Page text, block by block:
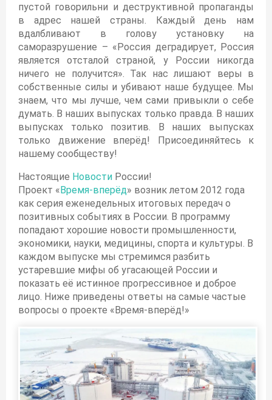
В России есть своя «Кремниевая долина». Вот почему вы про неё не слышали
Россия предложила «атомный мир» вместо «нефтяной войны»
Помните как смеялись над роботом Федором? А вот что теперь
Россия действует на опережение в борьбе за сытые желудки
Как Китай отблагодарил Россию за помощь в борьбе с вирусом
Российские технологии которые выйдут из кризиса победителями
Как и когда Россия завершит нефтяную войну. Простая арифметика
Что делает Россия для борьбы с коронавирусом: медспецназ и тесты
Россия обогнала / США / Китай / СССР / и выиграла спор с Украиной
В России объявлен самый важный в истории госзаказ. Как в нём участвовать
В новом году Россия преподнесёт миру сюрприз. Вот это заявка!
Определён путь развития России на 15 лет. Найди в нём себя
Стало известно зачем Россия ввозит атомные отходы. Физика обогащения
пустой говорильни и деструктивной пропаганды
в адрес нашей страны. Каждый день нам
вдалбливают в голову установку на
саморазрушение – «Россия деградирует, Россия
является отсталой страной, у России никогда
ничего не получится». Так нас лишают веры в
собственные силы и убивают наше будущее. Мы
знаем, что мы лучше, чем сами привыкли о себе
думать. В наших выпусках только правда. В наших
выпусках только позитив. В наших выпусках
только движение вперёд! Присоединяйтесь к
нашему сообществу!
Настоящие Новости России!
Проект «Время-вперёд» возник летом 2012 года
как серия еженедельных итоговых передач о
позитивных событиях в России. В программу
попадают хорошие новости промышленности,
экономики, науки, медицины, спорта и культуры. В
каждом выпуске мы стремимся разбить
устаревшие мифы об угасающей России и
показать её истинное прогрессивное и доброе
лицо. Ниже приведены ответы на самые частые
вопросы о проекте «Время-вперёд!»